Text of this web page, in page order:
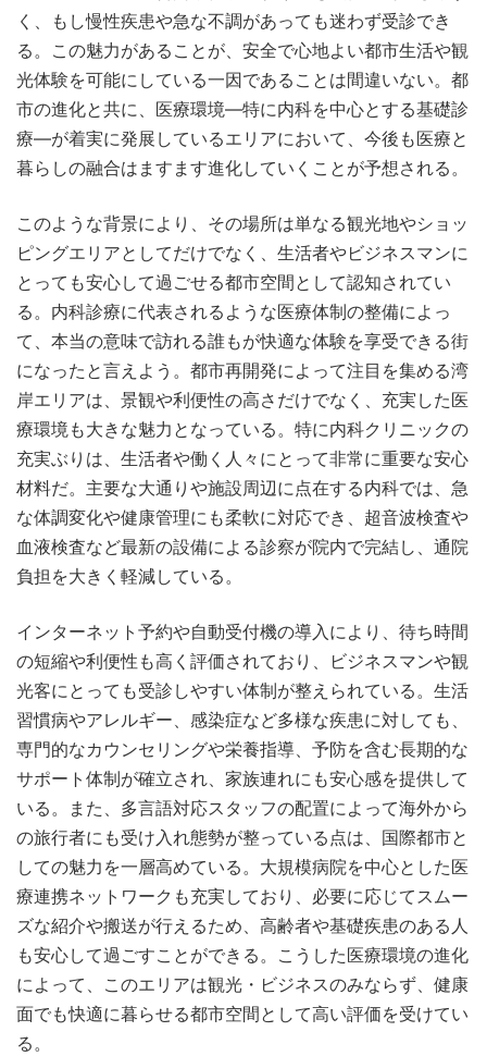
く、もし慢性疾患や急な不調があっても迷わず受診でき
る。この魅力があることが、安全で心地よい都市生活や観
光体験を可能にしている一因であることは間違いない。都
市の進化と共に、医療環境―特に内科を中心とする基礎診
療―が着実に発展しているエリアにおいて、今後も医療と
暮らしの融合はますます進化していくことが予想される。
このような背景により、その場所は単なる観光地やショッ
ピングエリアとしてだけでなく、生活者やビジネスマンに
とっても安心して過ごせる都市空間として認知されてい
る。内科診療に代表されるような医療体制の整備によっ
て、本当の意味で訪れる誰もが快適な体験を享受できる街
になったと言えよう。都市再開発によって注目を集める湾
岸エリアは、景観や利便性の高さだけでなく、充実した医
療環境も大きな魅力となっている。特に内科クリニックの
充実ぶりは、生活者や働く人々にとって非常に重要な安心
材料だ。主要な大通りや施設周辺に点在する内科では、急
な体調変化や健康管理にも柔軟に対応でき、超音波検査や
血液検査など最新の設備による診察が院内で完結し、通院
負担を大きく軽減している。
インターネット予約や自動受付機の導入により、待ち時間
の短縮や利便性も高く評価されており、ビジネスマンや観
光客にとっても受診しやすい体制が整えられている。生活
習慣病やアレルギー、感染症など多様な疾患に対しても、
専門的なカウンセリングや栄養指導、予防を含む長期的な
サポート体制が確立され、家族連れにも安心感を提供して
いる。また、多言語対応スタッフの配置によって海外から
の旅行者にも受け入れ態勢が整っている点は、国際都市と
しての魅力を一層高めている。大規模病院を中心とした医
療連携ネットワークも充実しており、必要に応じてスムー
ズな紹介や搬送が行えるため、高齢者や基礎疾患のある人
も安心して過ごすことができる。こうした医療環境の進化
によって、このエリアは観光・ビジネスのみならず、健康
面でも快適に暮らせる都市空間として高い評価を受けてい
る。